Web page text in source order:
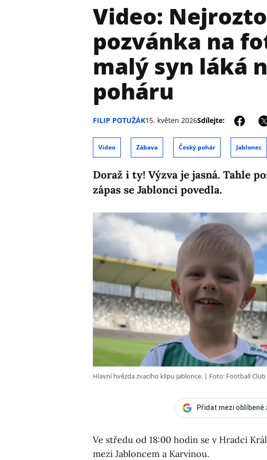
Video:
pozvánka na
malý syn láká
poháru
FILIP POTUŽÁK15. květen 2026Sdílejte:
Video Zábava Český pohár Jablonec
Doraž i ty! Výzva je jasná. Tahle
zápas se Jablonci povedla.
Hlavní hvězda zvacího klipu Jablonce. Foto: Football Club
Přidat mezi oblíbené
Ve středu od 18:00 hodin se v Hradci
mezi Jabloncem a Karvinou.